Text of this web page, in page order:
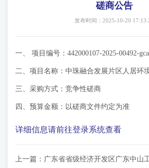
磋商公告
发布时间：2025-10-20
一、 项目编号：442000107-2025-00492-
二、项目名称：中珠融合发展片区人居环
三、采购方式：竞争性磋商
四、预算金额：以磋商文件约定为准
详细信息请前往登录系统查看
上一篇： 广东省省级经济开发区广东中山